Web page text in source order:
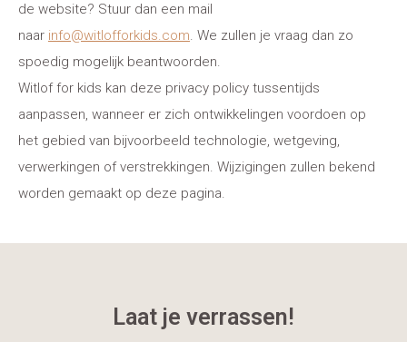
de website? Stuur dan een mail
naar info@witlofforkids.com. We zullen je vraag dan zo
spoedig mogelijk beantwoorden.
Witlof for kids kan deze privacy policy tussentijds
aanpassen, wanneer er zich ontwikkelingen voordoen op
het gebied van bijvoorbeeld technologie, wetgeving,
verwerkingen of verstrekkingen. Wijzigingen zullen bekend
worden gemaakt op deze pagina.
Laat je verrassen!